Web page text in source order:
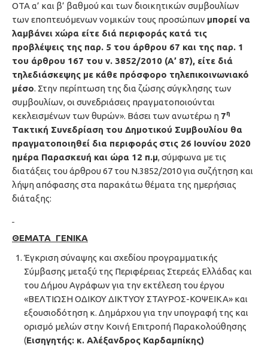
ΟΤΑ α’ και β’ βαθμού και των διοικητικών συμβουλίων
των εποπτευόμενων νομικών τους προσώπων μπορεί να
λαμβάνει χώρα είτε διά περιφοράς κατά τις
προβλέψεις της παρ. 5 του άρθρου 67 και της παρ. 1
του άρθρου 167 του ν. 3852/2010 (Α’ 87), είτε διά
τηλεδιάσκεψης με κάθε πρόσφορο τηλεπικοινωνιακό
μέσο. Στην περίπτωση της δια ζώσης σύγκλησης των
συμβουλίων, οι συνεδριάσεις πραγματοποιούνται
κεκλεισμένων των θυρών». Βάσει των ανωτέρω η 7η
Τακτική Συνεδρίαση του Δημοτικού Συμβουλίου θα
πραγματοποιηθεί δια περιφοράς στις 26 Ιουνίου 2020
ημέρα Παρασκευή και ώρα 12 π.μ, σύμφωνα με τις
διατάξεις του άρθρου 67 του Ν.3852/2010 για συζήτηση και
λήψη απόφασης στα παρακάτω θέματα της ημερήσιας
διάταξης:
ΘΕΜΑΤΑ ΓΕΝΙΚΑ
Έγκριση σύναψης και σχεδίου προγραμματικής
Σύμβασης μεταξύ της Περιφέρειας Στερεάς Ελλάδας και
του Δήμου Αγράφων για την εκτέλεση του έργου
«ΒΕΛΤΙΩΣΗ ΟΔΙΚΟΥ ΔΙΚΤΥΟΥ ΣΤΑΥΡΟΣ-ΚΟΨΕΙΚΑ» και
εξουσιοδότηση κ. Δημάρχου για την υπογραφή της και
ορισμό μελών στην Κοινή Επιτροπή Παρακολούθησης
(Εισηγητής: κ. Αλέξανδρος Καρδαμπίκης)